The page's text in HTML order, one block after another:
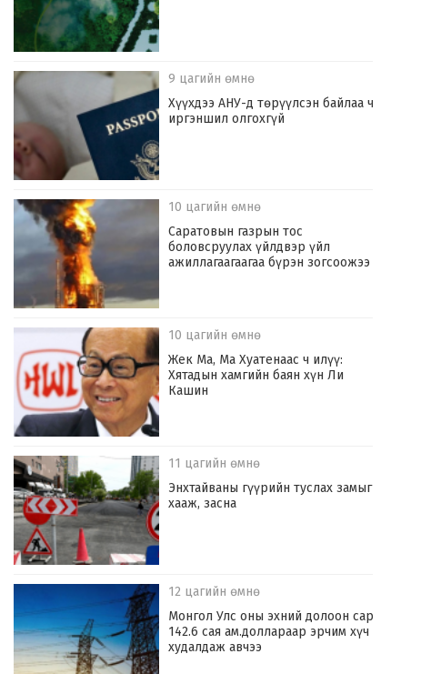
9 цагийн өмнө
Хүүхдээ АНУ-д төрүүлсэн байлаа ч
иргэншил олгохгүй
10 цагийн өмнө
Саратовын газрын тос
боловсруулах үйлдвэр үйл
ажиллагаагаагаа бүрэн зогсоожээ
10 цагийн өмнө
Жек Ма, Ма Хуатенаас ч илүү:
Хятадын хамгийн баян хүн Ли
Кашин
11 цагийн өмнө
Энхтайваны гүүрийн туслах замыг
хааж, засна
12 цагийн өмнө
Монгол Улс оны эхний долоон сард
142.6 сая ам.доллараар эрчим хүч
худалдаж авчээ